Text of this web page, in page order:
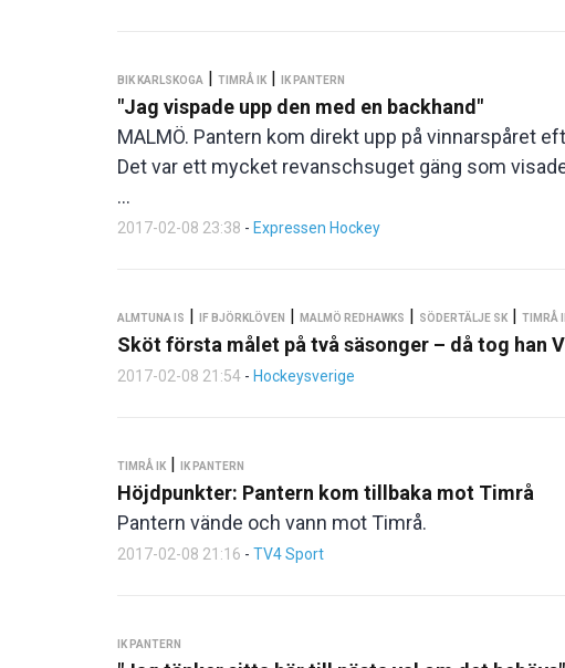
BIK KARLSKOGA | TIMRÅ IK | IK PANTERN
"Jag vispade upp den med en backhand"
MALMÖ. Pantern kom direkt upp på vinnarspåret
Det var ett mycket revanschsuget gäng som
...
2017-02-08 23:38 - Expressen Hockey
ALMTUNA IS | IF BJÖRKLÖVEN | MALMÖ REDHAWKS | SÖDERTÄLJE SK | TIMRÅ
Sköt första målet på två säsonger – då tog han
2017-02-08 21:54 - Hockeysverige
TIMRÅ IK | IK PANTERN
Höjdpunkter: Pantern kom tillbaka mot Timrå
Pantern vände och vann mot Timrå.
2017-02-08 21:16 - TV4 Sport
IK PANTERN